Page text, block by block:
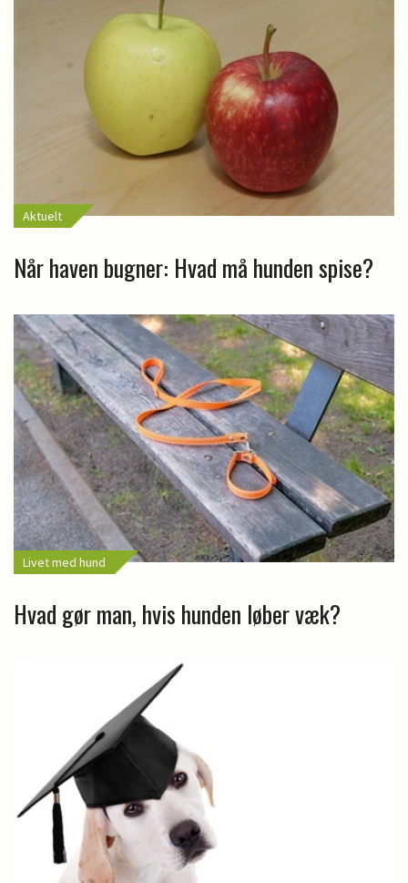
Aktuelt
Når haven bugner: Hvad må hunden spise?
Livet med hund
Hvad gør man, hvis hunden løber væk?